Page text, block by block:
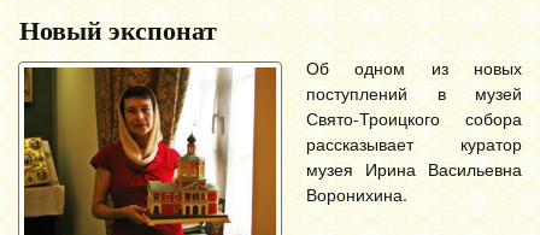
Новый экспонат
Об одном из новых
поступлений в музей
Свято-Троицкого собора
рассказывает куратор
музея Ирина Васильевна
Воронихина.